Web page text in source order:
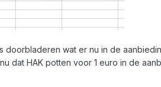
wat er nu in de
dat HAK potten voor 1 euro in de